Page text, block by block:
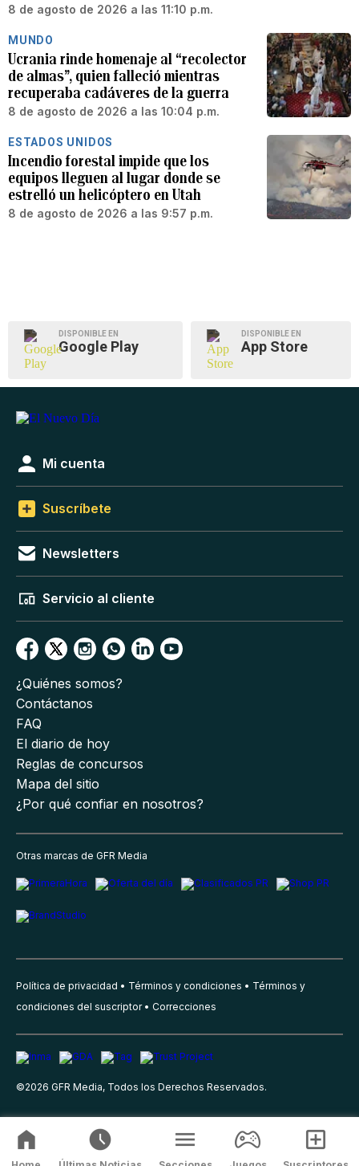
8 de agosto de 2026 a las 11:10 p.m.
MUNDO
Ucrania rinde homenaje al “recolector
de almas”, quien falleció mientras
recuperaba cadáveres de la guerra
8 de agosto de 2026 a las 10:04 p.m.
ESTADOS UNIDOS
Incendio forestal impide que los
equipos lleguen al lugar donde se
estrelló un helicóptero en Utah
8 de agosto de 2026 a las 9:57 p.m.
DISPONIBLE EN
Google Play
DISPONIBLE EN
App Store
Mi cuenta
Suscríbete
Newsletters
Servicio al cliente
¿Quiénes somos?
Contáctanos
FAQ
El diario de hoy
Reglas de concursos
Mapa del sitio
¿Por qué confiar en nosotros?
Otras marcas de GFR Media
Política de privacidad Términos y condiciones
Términos y
condiciones del suscriptor
Correcciones
©2026 GFR Media, Todos los Derechos Reservados.